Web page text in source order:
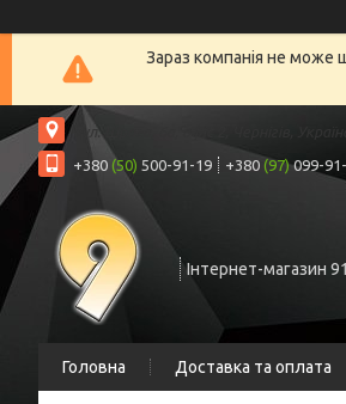
Зараз компанія не може
вул. Шрага, 6а, офіс 2, Чернігів, Україна
+380 (50) 500-91-19 +380 (97)099-
Інтернет-магазин
Головна Доставка та оплата